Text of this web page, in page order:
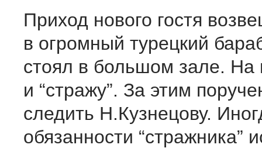
Приход нового гостя
в огромный турецкий
стоял в большом зале. На
и “стражу”. За этим
следить Н.Кузнецову.
обязанности “стражника”